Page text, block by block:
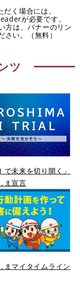
く場合には、
が必要です。
方は、バナーのリン
い。（無料）
ツ
で未来を切り開く」
ま宣言
まマイタイムライン